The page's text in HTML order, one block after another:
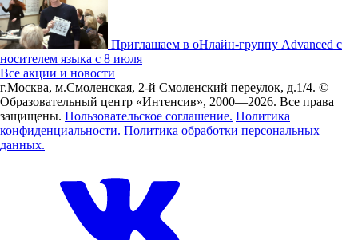
Приглашаем в оНлайн-группу Advanced с
носителем языка с 8 июля
Все акции и новости
г.Москва, м.Смоленская, 2-й Смоленский переулок, д.1/4. ©
Образовательный центр «Интенсив», 2000—2026. Все права
защищены. Пользовательское соглашение. Политика
конфиденциальности. Политика обработки персональных
данных.